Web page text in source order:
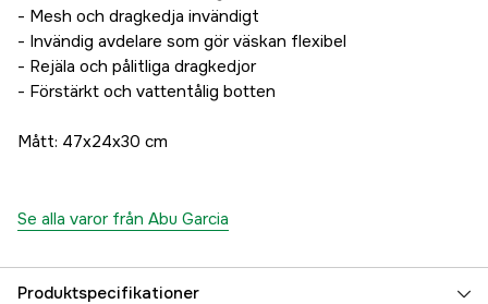
- Mesh och dragkedja invändigt
- Invändig avdelare som gör väskan flexibel
- Rejäla och pålitliga dragkedjor
- Förstärkt och vattentålig botten
Mått: 47x24x30 cm
Se alla varor från Abu Garcia
Produktspecifikationer